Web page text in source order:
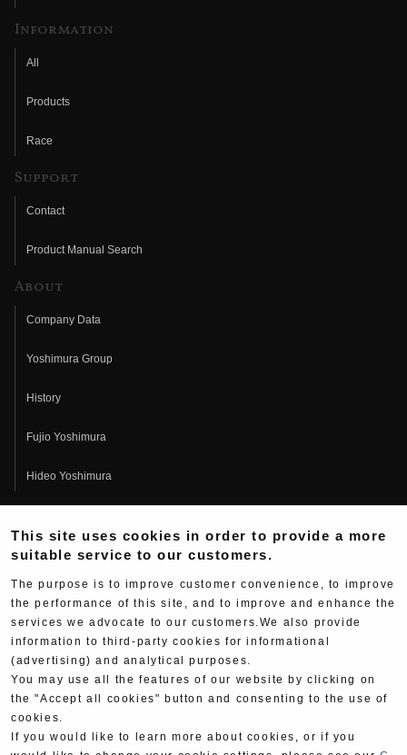
Information
All
Products
Race
Support
Contact
Product Manual Search
About
Company Data
Yoshimura Group
History
Fujio Yoshimura
Hideo Yoshimura
Wallpaper Download
Yoshimura TV
Product Images
Web Articles
This site uses cookies in order to provide a more
suitable service to our customers.
The purpose is to improve customer convenience, to improve
the performance of this site, and to improve and enhance the
services we advocate to our customers.We also provide
information to third-party cookies for informational
(advertising) and analytical purposes.
You may use all the features of our website by clicking on
the "Accept all cookies" button and consenting to the use of
cookies.
If you would like to learn more about cookies, or if you